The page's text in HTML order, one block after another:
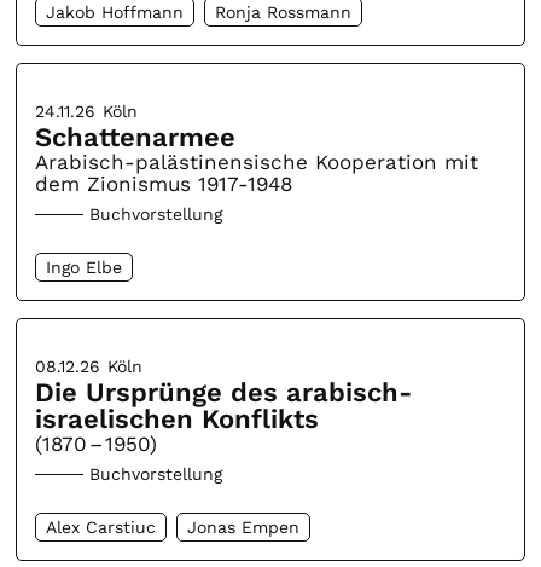
Jakob Hoffmann Ronja Rossmann
24.11.26 Köln
Schattenarmee
Arabisch-palästinensische Kooperation mit
dem Zionismus 1917-1948
Buchvorstellung
Ingo Elbe
08.12.26 Köln
Die Ursprünge des arabisch-
israelischen Konflikts
(1870 – 1950)
Buchvorstellung
Alex Carstiuc Jonas Empen